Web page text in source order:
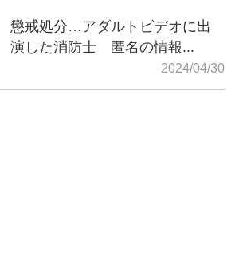
懲戒処分…アダルトビデオに出
演した消防士 匿名の情報...
2024/04/30